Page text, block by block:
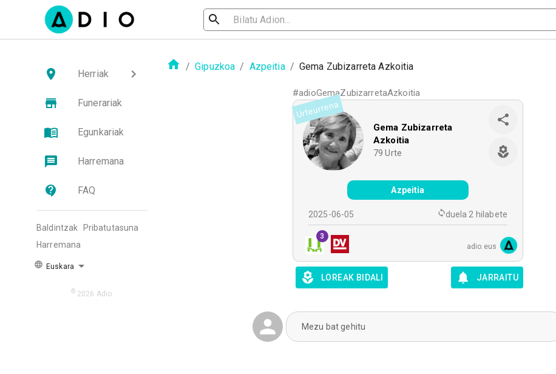
Herriak
Funerariak
Egunkariak
Harremana
FAQ
Baldintzak
Pribatutasuna
Harremana
Euskara
© 2026 Adio.
/ Gipuzkoa / Azpeitia / Gema Zubizarreta Azkoitia
#adioGemaZubizarretaAzkoitia
Urteurrena
Gema Zubizarreta
Azkoitia
79 Urte
Azpeitia
2025-06-05 duela 2 hilabete
3
adio.eus
LOREAK BIDALI JARRAITU
Mezu bat gehitu